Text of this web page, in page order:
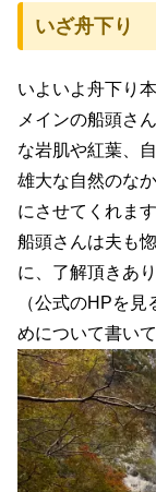
いざ舟下り
いよいよ舟下り本
メインの船頭さ
な岩肌や紅葉、
雄大な自然のな
にさせてくれま
船頭さんは夫も
に、了解頂きあ
（公式のHPを
めについて書い